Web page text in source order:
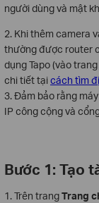
người dùng và mật
2. Khi thêm camera
thường được router
dụng Tapo (vào
chi tiết tạicách tìm
3. Đảm bảo rằng
IP công cộng và
Bước 1: Tạo
1. Trên trangTrang